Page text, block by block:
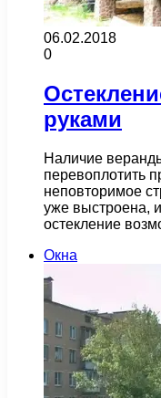
06.02.2018
0
руками
Наличие
перевоплотить
неповторимое
уже выстроена,
остекление
Окна